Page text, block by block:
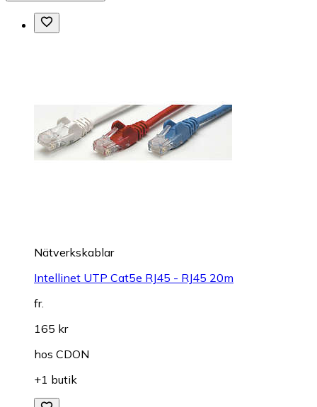
Nätverkskablar
Intellinet UTP Cat5e RJ45 - RJ45 20m
fr.
165 kr
hos CDON
+1 butik